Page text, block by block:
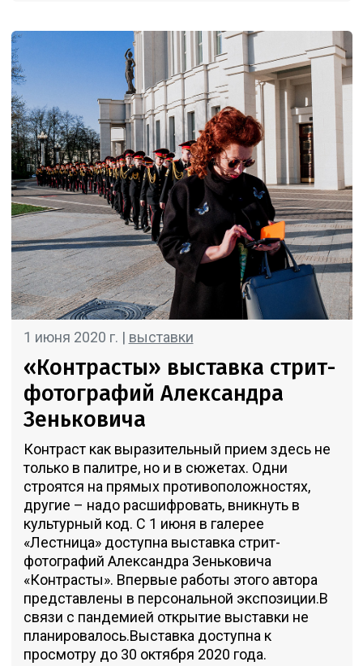
1 июня 2020 г. | выставки
«Контрасты» выставка стрит-
фотографий Александра
Зеньковича
Контраст как выразительный прием здесь не
только в палитре, но и в сюжетах. Одни
строятся на прямых противоположностях,
другие – надо расшифровать, вникнуть в
культурный код. С 1 июня в галерее
«Лестница» доступна выставка стрит-
фотографий Александра Зеньковича
«Контрасты». Впервые работы этого автора
представлены в персональной экспозиции.В
связи с пандемией открытие выставки не
планировалось.Выставка доступна к
просмотру до 30 октября 2020 года.